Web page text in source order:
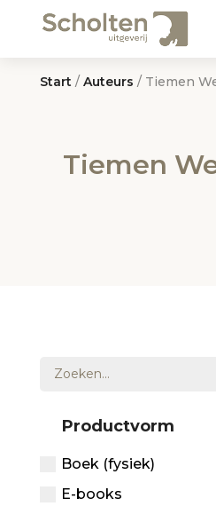
Start / Auteurs / Tiemen
Tiemen
Productvorm
Boek (fysiek)
E-books